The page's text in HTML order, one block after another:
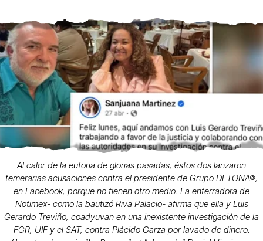
Al calor de la euforia de glorias pasadas, éstos dos lanzaron
temerarias acusaciones contra el presidente de Grupo DETONA®,
en Facebook, porque no tienen otro medio. La enterradora de
Notimex- como la bautizó Riva Palacio- afirma que ella y Luis
Gerardo Treviño, coadyuvan en una inexistente investigación de la
FGR, UIF y el SAT, contra Plácido Garza por lavado de dinero.